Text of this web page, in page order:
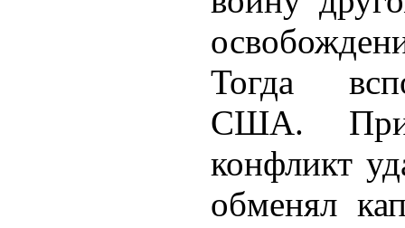
Тогда
США. При
конфликт
обменял